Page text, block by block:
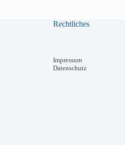
Rechtliches
Impressum
Datenschutz